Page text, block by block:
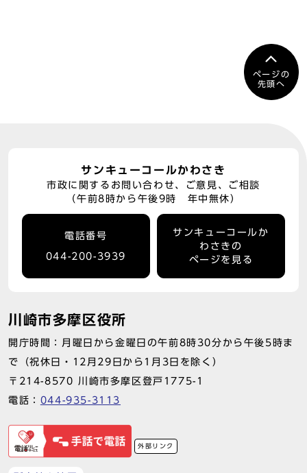
ページの
先頭へ
サンキューコールかわさき
市政に関するお問い合わせ、ご意見、ご相談
（午前8時から午後9時 年中無休）
電話番号
044-200-3939
サンキューコールか
わさきの
ページを見る
川崎市多摩区役所
開庁時間：月曜日から金曜日の午前8時30分から午後5時ま
で（祝休日・12月29日から1月3日を除く）
〒214-8570 川崎市多摩区登戸1775-1
電話： 044-935-3113
外部リンク